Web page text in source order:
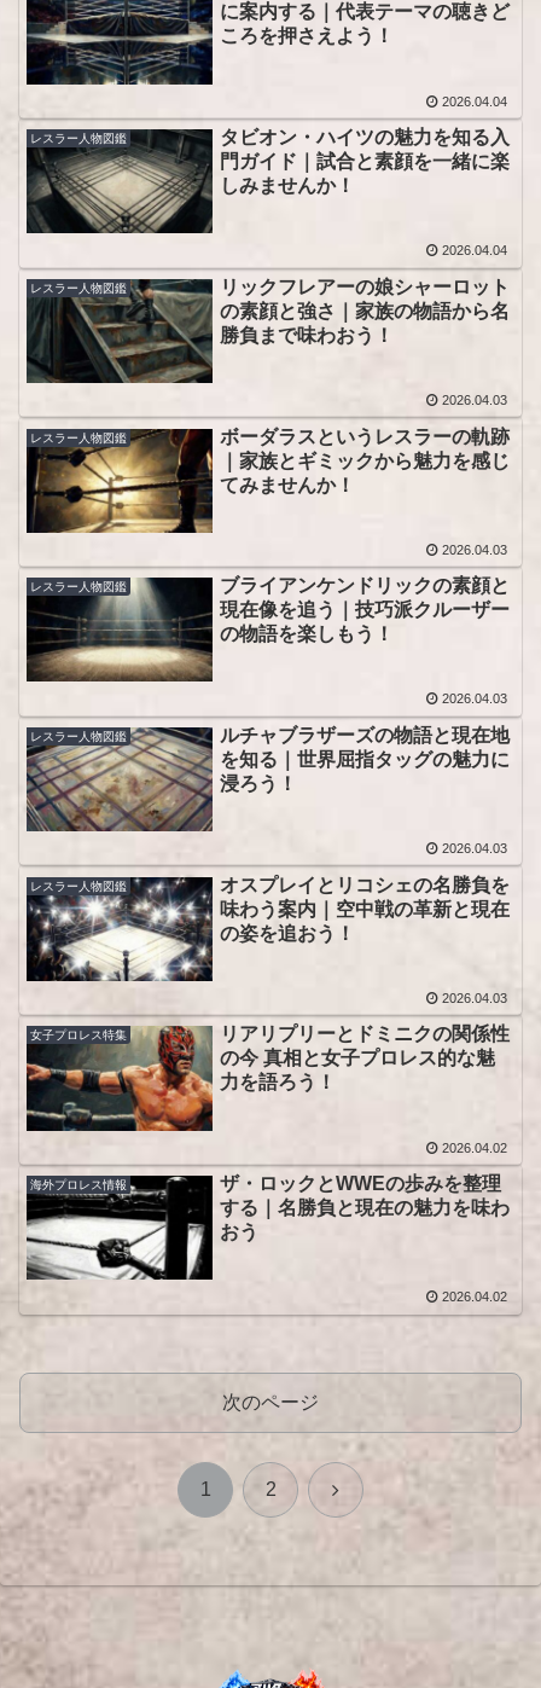
に案内する｜代表テーマの聴きど
ころを押さえよう！
2026.04.04
レスラー人物図鑑
タビオン・ハイツの魅力を知る入
門ガイド｜試合と素顔を一緒に楽
しみませんか！
2026.04.04
レスラー人物図鑑
リックフレアーの娘シャーロット
の素顔と強さ｜家族の物語から名
勝負まで味わおう！
2026.04.03
レスラー人物図鑑
ボーダラスというレスラーの軌跡
｜家族とギミックから魅力を感じ
てみませんか！
2026.04.03
レスラー人物図鑑
ブライアンケンドリックの素顔と
現在像を追う｜技巧派クルーザー
の物語を楽しもう！
2026.04.03
レスラー人物図鑑
ルチャブラザーズの物語と現在地
を知る｜世界屈指タッグの魅力に
浸ろう！
2026.04.03
レスラー人物図鑑
オスプレイとリコシェの名勝負を
味わう案内｜空中戦の革新と現在
の姿を追おう！
2026.04.03
女子プロレス特集
リアリプリーとドミニクの関係性
の今 真相と女子プロレス的な魅
力を語ろう！
2026.04.02
海外プロレス情報
ザ・ロックとWWEの歩みを整理
する｜名勝負と現在の魅力を味わ
おう
2026.04.02
次のページ
1 2 次